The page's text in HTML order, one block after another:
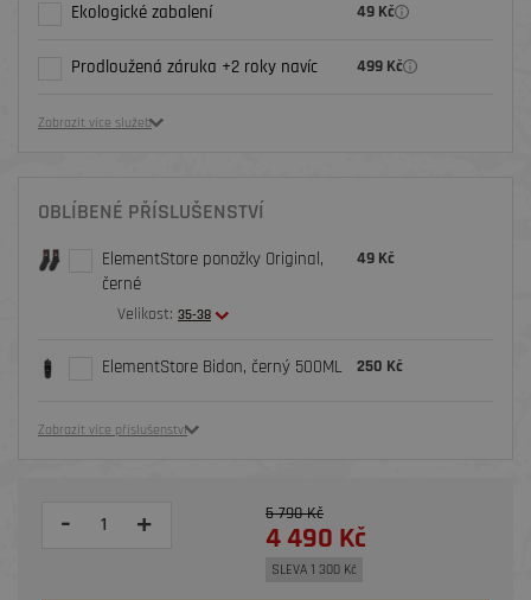
Ekologické zabalení 49 Kč
Prodloužená záruka +2 roky navíc 499 Kč
Zobrazit více služeb
OBLÍBENÉ PŘÍSLUŠENSTVÍ
ElementStore ponožky Original,
černé
Velikost: 35-38
49 Kč
ElementStore Bidon, černý 500ML 250 Kč
Zobrazit více příslušenství
- + 5 790 Kč
4 490 Kč
SLEVA 1 300 Kč